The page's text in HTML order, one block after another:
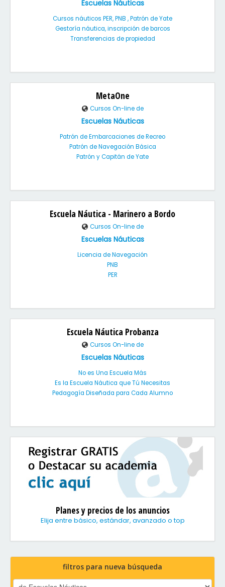
Escuelas Náuticas
Cursos náuticos PER, PNB , Patrón de Yate
Gestoría náutica, inscripción de barcos
Transferencias de propiedad
MetaOne
Cursos On-line de
Escuelas Náuticas
Patrón de Embarcaciones de Recreo
Patrón de Navegación Básica
Patrón y Capitán de Yate
Escuela Náutica - Marinero a Bordo
Cursos On-line de
Escuelas Náuticas
Licencia de Navegación
PNB
PER
Escuela Náutica Probanza
Cursos On-line de
Escuelas Náuticas
No es Una Escuela Más
Es la Escuela Náutica que Tú Necesitas
Pedagogía Diseñada para Cada Alumno
Planes y precios de los anuncios
Elija entre básico, estándar, avanzado o top
filtros para nueva búsqueda